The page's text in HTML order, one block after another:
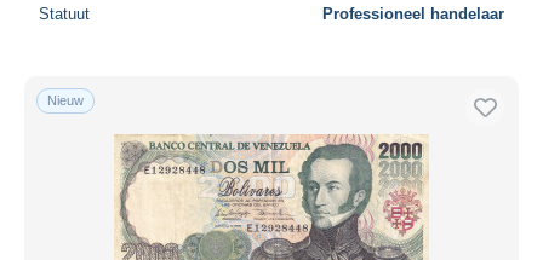
Statuut Professioneel handelaar
Nieuw